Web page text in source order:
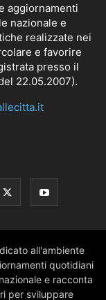
aggiornamenti
nazionale e
realizzate nei
e favorire
presso il
22.05.2007).
all'ambiente
quotidiani
e racconta
per sviluppare